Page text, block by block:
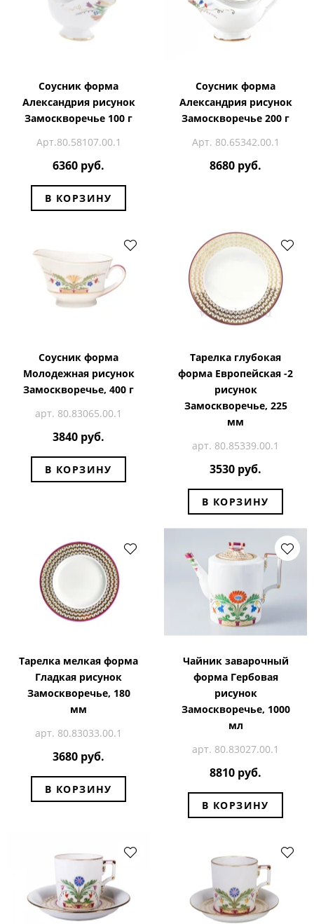
Соусник форма
Александрия рисунок
Замоскворечье 100 г
Арт.80.58107.00.1
6360 руб.
В КОРЗИНУ
Соусник форма
Александрия рисунок
Замоскворечье 200 г
Арт. 80.65342.00.1
8680 руб.
Соусник форма
Молодежная рисунок
Замоскворечье, 400 г
арт. 80.83065.00.1
3840 руб.
В КОРЗИНУ
Тарелка глубокая
форма Европейская -2
рисунок
Замоскворечье, 225
мм
арт. 80.85339.00.1
3530 руб.
В КОРЗИНУ
Тарелка мелкая форма
Гладкая рисунок
Замоскворечье, 180
мм
арт. 80.83033.00.1
3680 руб.
В КОРЗИНУ
Чайник заварочный
форма Гербовая
рисунок
Замоскворечье, 1000
мл
арт. 80.83027.00.1
8810 руб.
В КОРЗИНУ